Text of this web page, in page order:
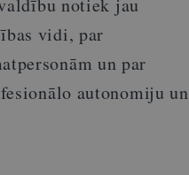
vidi, par
un par
autonomiju un